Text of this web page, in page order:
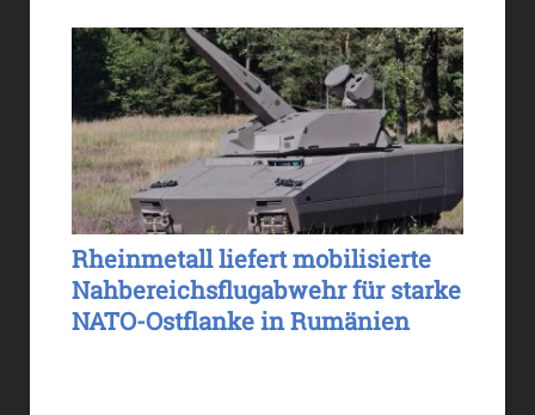
Rheinmetall liefert mobilisierte
Nahbereichsflugabwehr für starke
NATO-Ostflanke in Rumänien